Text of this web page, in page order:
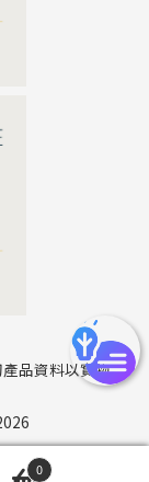
品資料以實物
0